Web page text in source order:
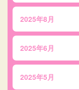
2025年8月
2025年6月
2025年5月